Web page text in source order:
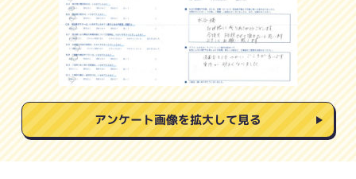
アンケート画像を拡大して見る